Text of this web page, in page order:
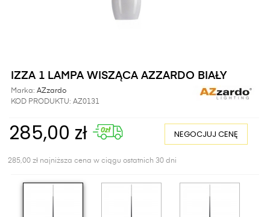
IZZA 1 LAMPA WISZĄCA AZZARDO BIAŁY
Marka: AZzardo
KOD PRODUKTU: AZ0131
285,00 zł NEGOCJUJ CENĘ
285,00 zł najniższa cena w ciągu ostatnich 30 dni